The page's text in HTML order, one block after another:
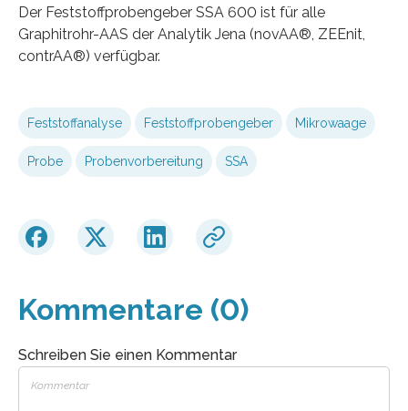
Der Feststoffprobengeber SSA 600 ist für alle
Graphitrohr-AAS der Analytik Jena (novAA®, ZEEnit,
contrAA®) verfügbar.
Feststoffanalyse Feststoffprobengeber Mikrowaage
Probe Probenvorbereitung SSA
Kommentare (0)
Schreiben Sie einen Kommentar